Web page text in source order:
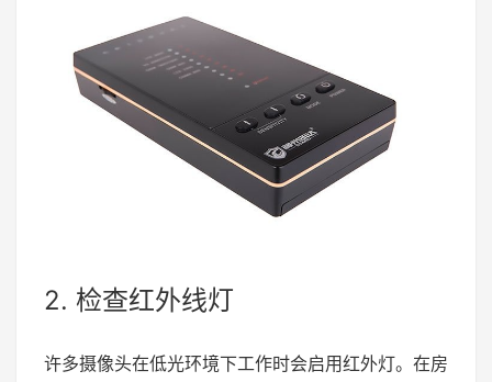
2. 检查红外线灯
许多摄像头在低光环境下工作时会启用红外灯。在房